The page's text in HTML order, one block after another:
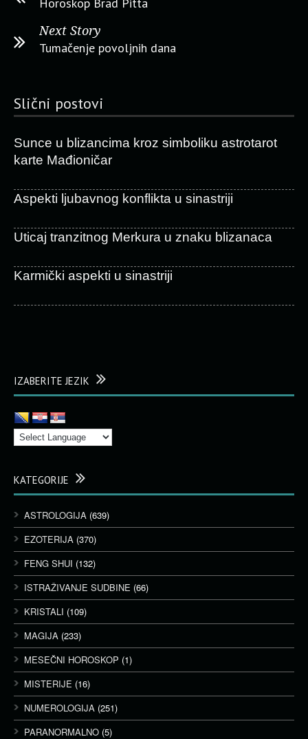
Next Story
Tumačenje povoljnih dana
Slični postovi
Sunce u blizancima kroz simboliku astrotarot
karte Mađioničar
Aspekti ljubavnog konflikta u sinastriji
Uticaj tranzitnog Merkura u znaku blizanaca
Karmički aspekti u sinastriji
IZABERITE JEZIK
KATEGORIJE
ASTROLOGIJA (639)
EZOTERIJA (370)
FENG SHUI (132)
ISTRAŽIVANJE SUDBINE (66)
KRISTALI (109)
MAGIJA (233)
MESEČNI HOROSKOP (1)
MISTERIJE (16)
NUMEROLOGIJA (251)
PARANORMALNO (5)